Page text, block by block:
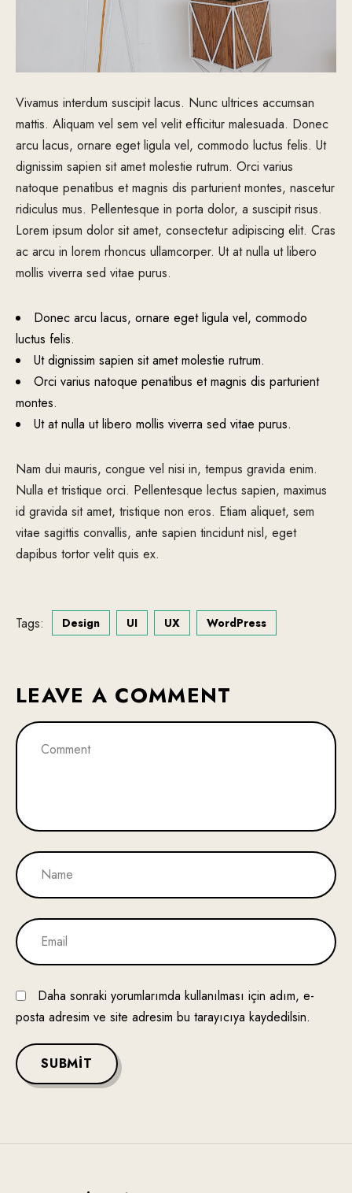
Vivamus interdum suscipit lacus. Nunc ultrices accumsan
mattis. Aliquam vel sem vel velit efficitur malesuada. Donec
arcu lacus, ornare eget ligula vel, commodo luctus felis. Ut
dignissim sapien sit amet molestie rutrum. Orci varius
natoque penatibus et magnis dis parturient montes, nascetur
ridiculus mus. Pellentesque in porta dolor, a suscipit risus.
Lorem ipsum dolor sit amet, consectetur adipiscing elit. Cras
ac arcu in lorem rhoncus ullamcorper. Ut at nulla ut libero
mollis viverra sed vitae purus.
Donec arcu lacus, ornare eget ligula vel, commodo
luctus felis.
Ut dignissim sapien sit amet molestie rutrum.
Orci varius natoque penatibus et magnis dis parturient
montes.
Ut at nulla ut libero mollis viverra sed vitae purus.
Nam dui mauris, congue vel nisi in, tempus gravida enim.
Nulla et tristique orci. Pellentesque lectus sapien, maximus
id gravida sit amet, tristique non eros. Etiam aliquet, sem
vitae sagittis convallis, ante sapien tincidunt nisl, eget
dapibus tortor velit quis ex.
Tags: Design UI UX WordPress
LEAVE A COMMENT
Daha sonraki yorumlarımda kullanılması için adım, e-
posta adresim ve site adresim bu tarayıcıya kaydedilsin.
SUBMIT